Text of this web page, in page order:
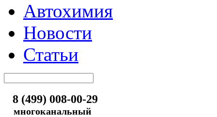
Автохимия
Новости
Статьи
8 (499) 008-00-29
многоканальный